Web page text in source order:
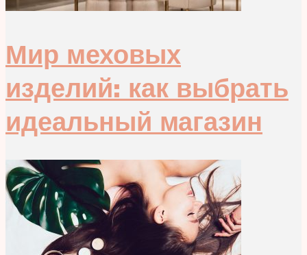
Мир меховых
изделий: как выбрать
идеальный магазин